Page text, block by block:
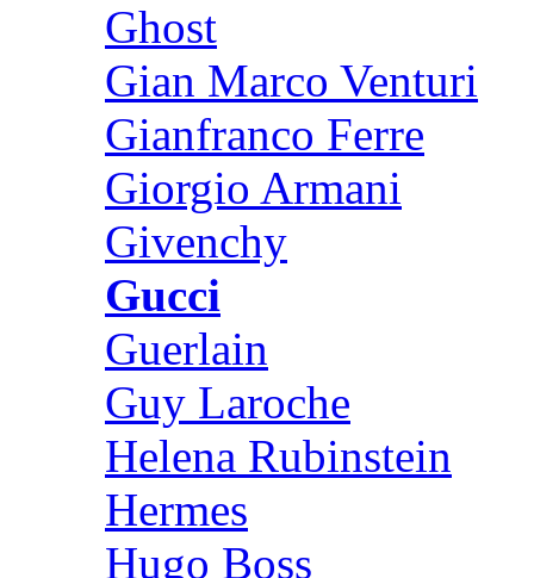
Ghost
Gian Marco Venturi
Gianfranco Ferre
Giorgio Armani
Givenchy
Gucci
Guerlain
Guy Laroche
Helena Rubinstein
Hermes
Hugo Boss